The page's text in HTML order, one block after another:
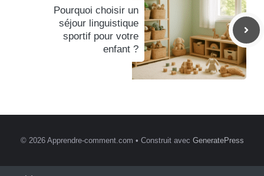
Pourquoi choisir un
séjour linguistique
sportif pour votre
enfant ?
© 2026 Apprendre-comment.com • Construit avec GeneratePress